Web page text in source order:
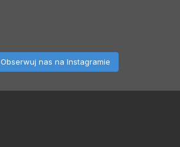
Obserwuj nas na Instagramie